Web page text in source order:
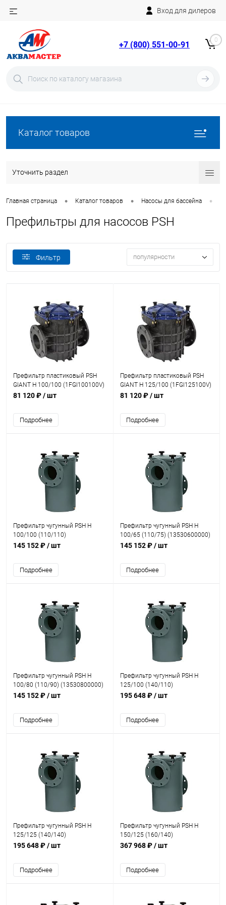
Вход для дилеров
+7 (800) 551-00-91 0
Каталог товаров
Уточнить раздел
Главная страница • Каталог товаров • Насосы для бассейна •
Префильтры для насосов PSH
Фильтр популярности
Префильтр пластиковый PSH
GIANT Н 100/100 (1FGI100100V)
81 120 ₽/ шт
Подробнее
Префильтр пластиковый PSH
GIANT Н 125/100 (1FGI125100V)
81 120 ₽/ шт
Подробнее
Префильтр чугунный PSH H
100/100 (110/110)
(13531000000)
145 152 ₽/ шт
Подробнее
Префильтр чугунный PSH H
100/65 (110/75) (13530600000)
145 152 ₽/ шт
Подробнее
Префильтр чугунный PSH H
100/80 (110/90) (13530800000)
145 152 ₽/ шт
Подробнее
Префильтр чугунный PSH H
125/100 (140/110)
(13541000000)
195 648 ₽/ шт
Подробнее
Префильтр чугунный PSH H
125/125 (140/140)
(13541200000)
195 648 ₽/ шт
Подробнее
Префильтр чугунный PSH H
150/125 (160/140)
(13551200000)
367 968 ₽/ шт
Подробнее